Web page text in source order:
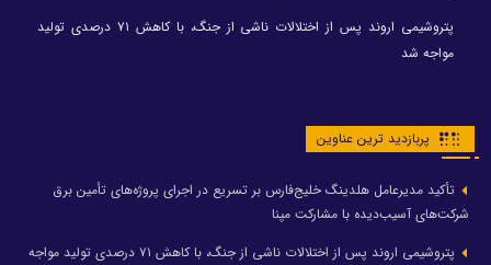
پتروشیمی اروند پس از اختلالات ناشی از جنگ، با کاهش ۷۱ درصدی تولید
مواجه شد
پربازدید ترین عناوین
تأکید مدیرعامل هلدینگ خلیج‌فارس بر تسریع در اجرای پروژه‌های تأمین برق
شرکت‌های آسیب‌دیده با مشارکت مپنا
پتروشیمی اروند پس از اختلالات ناشی از جنگ، با کاهش ۷۱ درصدی تولید مواجه